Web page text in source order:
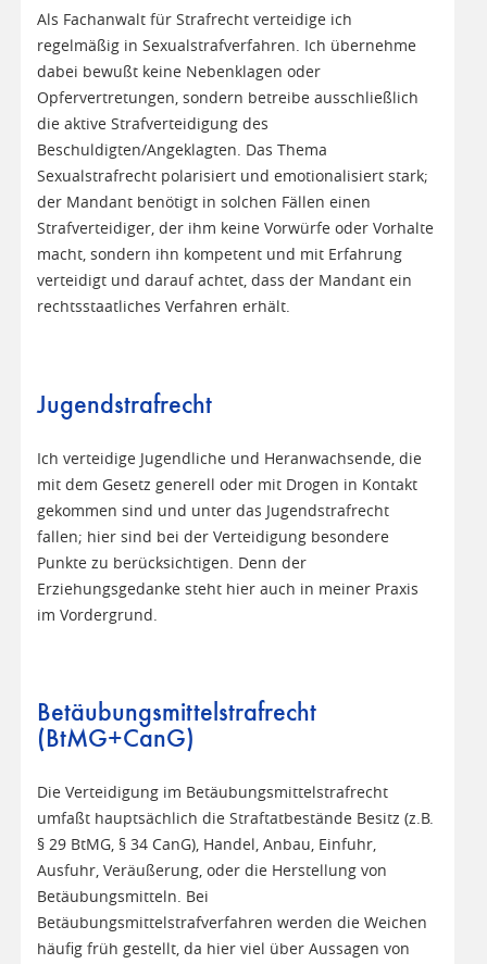
Als Fachanwalt für Strafrecht verteidige ich
regelmäßig in Sexualstrafverfahren. Ich übernehme
dabei bewußt keine Nebenklagen oder
Opfervertretungen, sondern betreibe ausschließlich
die aktive Strafverteidigung des
Beschuldigten/Angeklagten. Das Thema
Sexualstrafrecht polarisiert und emotionalisiert stark;
der Mandant benötigt in solchen Fällen einen
Strafverteidiger, der ihm keine Vorwürfe oder Vorhalte
macht, sondern ihn kompetent und mit Erfahrung
verteidigt und darauf achtet, dass der Mandant ein
rechtsstaatliches Verfahren erhält.
Jugendstrafrecht
Ich verteidige Jugendliche und Heranwachsende, die
mit dem Gesetz generell oder mit Drogen in Kontakt
gekommen sind und unter das Jugendstrafrecht
fallen; hier sind bei der Verteidigung besondere
Punkte zu berücksichtigen. Denn der
Erziehungsgedanke steht hier auch in meiner Praxis
im Vordergrund.
Betäubungsmittelstrafrecht
(BtMG+CanG)
Die Verteidigung im Betäubungsmittelstrafrecht
umfaßt hauptsächlich die Straftatbestände Besitz (z.B.
§ 29 BtMG, § 34 CanG), Handel, Anbau, Einfuhr,
Ausfuhr, Veräußerung, oder die Herstellung von
Betäubungsmitteln. Bei
Betäubungsmittelstrafverfahren werden die Weichen
häufig früh gestellt, da hier viel über Aussagen von